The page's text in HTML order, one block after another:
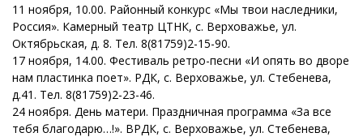
11 ноября, 10.00. Районный конкурс «Мы твои наследники,
Россия». Камерный театр ЦТНК, с. Верховажье, ул.
Октябрьская, д. 8. Тел. 8(81759)2-15-90.
17 ноября, 14.00. Фестиваль ретро-песни «И опять во дворе
нам пластинка поет». РДК, с. Верховажье, ул. Стебенева,
д.41. Тел. 8(81759)2-23-46.
24 ноября. День матери. Праздничная программа «За все
тебя благодарю…!». ВРДК, с. Верховажье, ул. Стебенева,